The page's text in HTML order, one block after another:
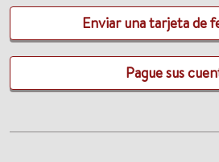
Enviar una tarjeta de
Pague sus